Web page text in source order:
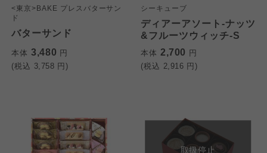
<東京>BAKE プレスバターサン
ド
バターサンド
本体 3,480 円
(税込 3,758 円)
シーキューブ
ディアーアソート-ナッツ
&フルーツウィッチ-S
本体 2,700 円
(税込 2,916 円)
取扱停止